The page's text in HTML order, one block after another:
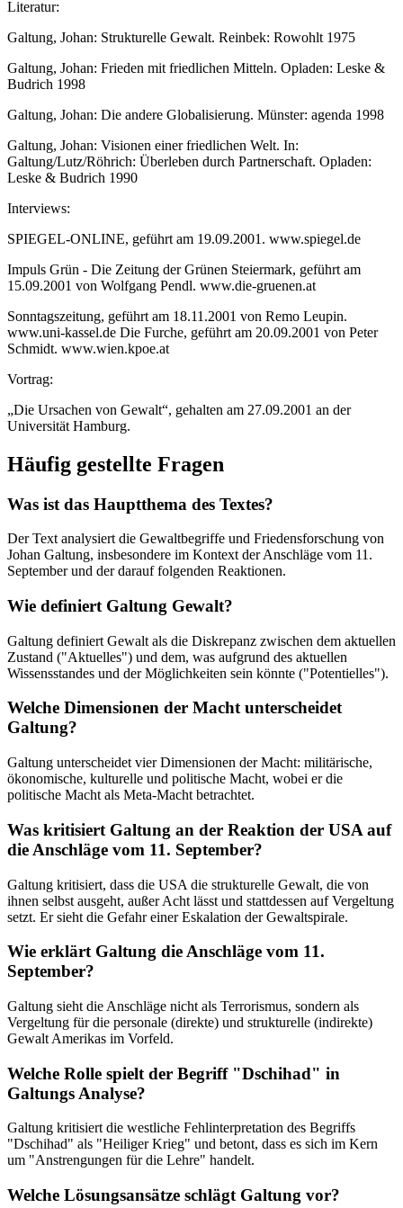
Literatur:
Galtung, Johan: Strukturelle Gewalt. Reinbek: Rowohlt 1975
Galtung, Johan: Frieden mit friedlichen Mitteln. Opladen: Leske &
Budrich 1998
Galtung, Johan: Die andere Globalisierung. Münster: agenda 1998
Galtung, Johan: Visionen einer friedlichen Welt. In:
Galtung/Lutz/Röhrich: Überleben durch Partnerschaft. Opladen:
Leske & Budrich 1990
Interviews:
SPIEGEL-ONLINE, geführt am 19.09.2001. www.spiegel.de
Impuls Grün - Die Zeitung der Grünen Steiermark, geführt am
15.09.2001 von Wolfgang Pendl. www.die-gruenen.at
Sonntagszeitung, geführt am 18.11.2001 von Remo Leupin.
www.uni-kassel.de Die Furche, geführt am 20.09.2001 von Peter
Schmidt. www.wien.kpoe.at
Vortrag:
„Die Ursachen von Gewalt“, gehalten am 27.09.2001 an der
Universität Hamburg.
Häufig gestellte Fragen
Was ist das Hauptthema des Textes?
Der Text analysiert die Gewaltbegriffe und Friedensforschung von
Johan Galtung, insbesondere im Kontext der Anschläge vom 11.
September und der darauf folgenden Reaktionen.
Wie definiert Galtung Gewalt?
Galtung definiert Gewalt als die Diskrepanz zwischen dem aktuellen
Zustand ("Aktuelles") und dem, was aufgrund des aktuellen
Wissensstandes und der Möglichkeiten sein könnte ("Potentielles").
Welche Dimensionen der Macht unterscheidet
Galtung?
Galtung unterscheidet vier Dimensionen der Macht: militärische,
ökonomische, kulturelle und politische Macht, wobei er die
politische Macht als Meta-Macht betrachtet.
Was kritisiert Galtung an der Reaktion der USA auf
die Anschläge vom 11. September?
Galtung kritisiert, dass die USA die strukturelle Gewalt, die von
ihnen selbst ausgeht, außer Acht lässt und stattdessen auf Vergeltung
setzt. Er sieht die Gefahr einer Eskalation der Gewaltspirale.
Wie erklärt Galtung die Anschläge vom 11.
September?
Galtung sieht die Anschläge nicht als Terrorismus, sondern als
Vergeltung für die personale (direkte) und strukturelle (indirekte)
Gewalt Amerikas im Vorfeld.
Welche Rolle spielt der Begriff "Dschihad" in
Galtungs Analyse?
Galtung kritisiert die westliche Fehlinterpretation des Begriffs
"Dschihad" als "Heiliger Krieg" und betont, dass es sich im Kern
um "Anstrengungen für die Lehre" handelt.
Welche Lösungsansätze schlägt Galtung vor?